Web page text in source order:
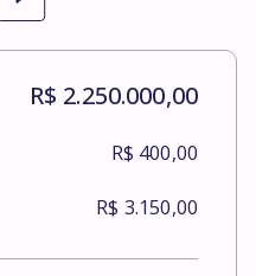
R$ 2.250.000,00
R$ 400,00
R$ 3.150,00